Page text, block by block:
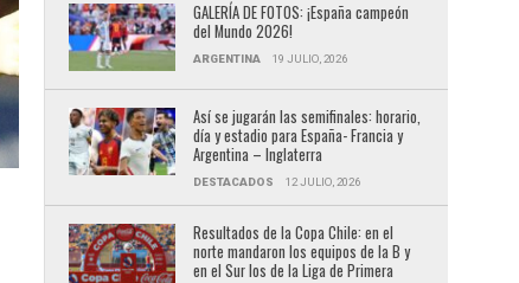
GALERÍA DE FOTOS: ¡España campeón
del Mundo 2026!
ARGENTINA 19 JULIO, 2026
Así se jugarán las semifinales: horario,
día y estadio para España- Francia y
Argentina – Inglaterra
DESTACADOS 12 JULIO, 2026
Resultados de la Copa Chile: en el
norte mandaron los equipos de la B y
en el Sur los de la Liga de Primera